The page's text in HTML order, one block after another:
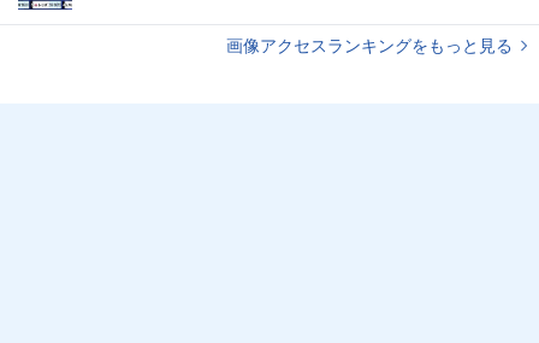
画像アクセスランキングをもっと見る